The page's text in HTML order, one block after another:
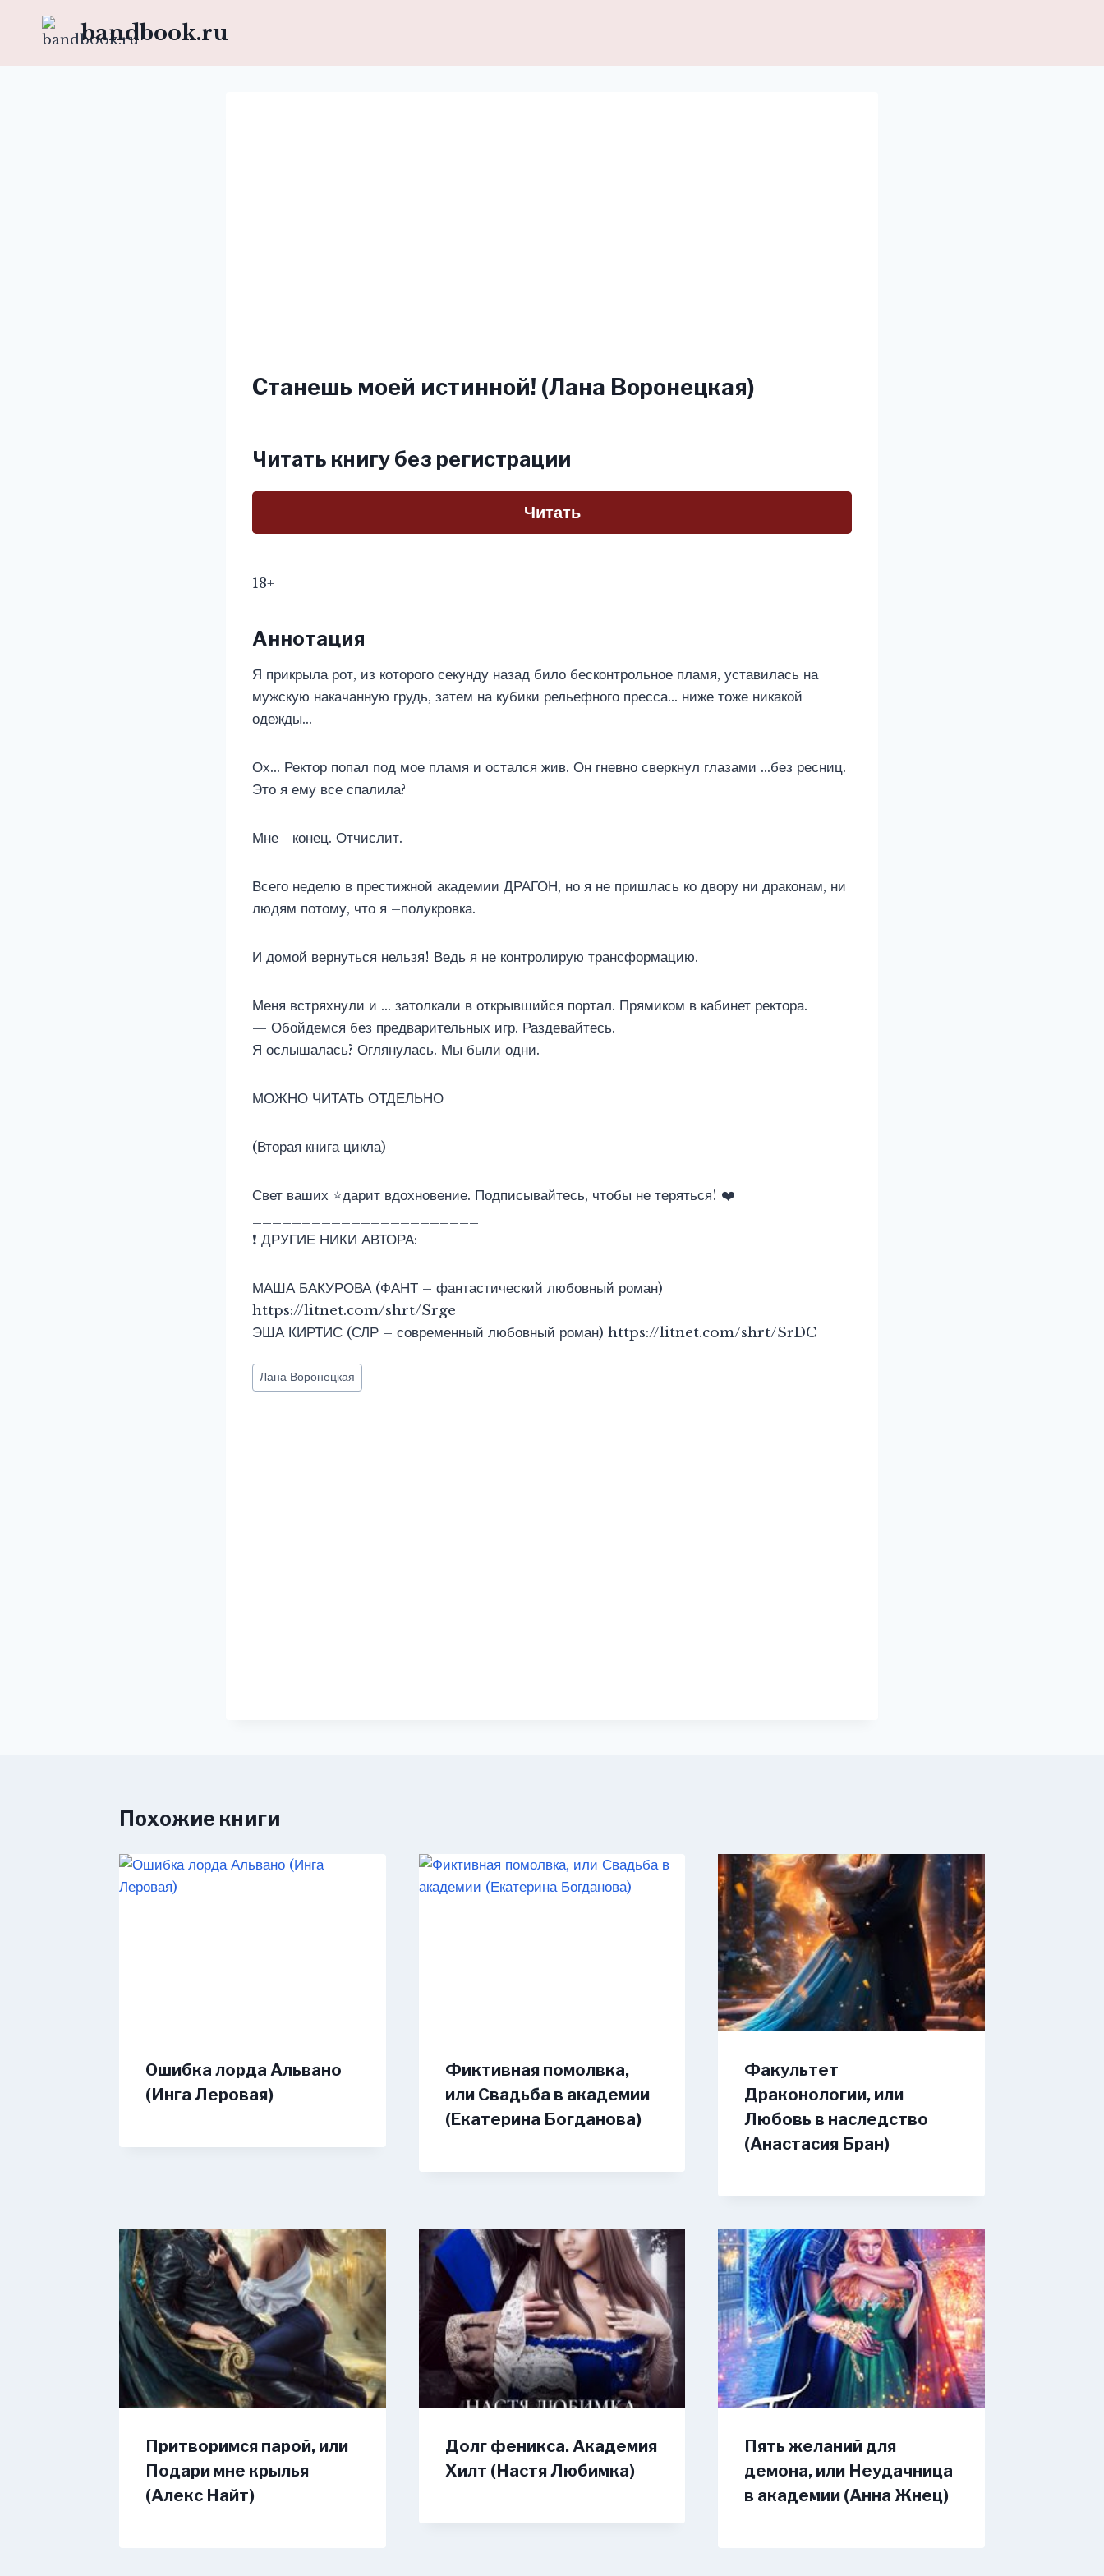
bandbook.ru
Станешь моей истинной! (Лана Воронецкая)
Читать книгу без регистрации
Читать
18+
Аннотация
Я прикрыла рот, из которого секунду назад било бесконтрольное пламя, уставилась на
мужскую накачанную грудь, затем на кубики рельефного пресса… ниже тоже никакой
одежды…
Ох… Ректор попал под мое пламя и остался жив. Он гневно сверкнул глазами …без ресниц.
Это я ему все спалила?
Мне –конец. Отчислит.
Всего неделю в престижной академии ДРАГОН, но я не пришлась ко двору ни драконам, ни
людям потому, что я –полукровка.
И домой вернуться нельзя! Ведь я не контролирую трансформацию.
Меня встряхнули и … затолкали в открывшийся портал. Прямиком в кабинет ректора.
— Обойдемся без предварительных игр. Раздевайтесь.
Я ослышалась? Оглянулась. Мы были одни.
МОЖНО ЧИТАТЬ ОТДЕЛЬНО
(Вторая книга цикла)
Свет ваших ⭐дарит вдохновение. Подписывайтесь, чтобы не теряться! ❤️
❗ ДРУГИЕ НИКИ АВТОРА:
МАША БАКУРОВА (ФАНТ – фантастический любовный роман)
https://litnet.com/shrt/Srge
ЭША КИРТИС (СЛР – современный любовный роман) https://litnet.com/shrt/SrDC
Метки
записи:
Лана Воронецкая
Похожие книги
Ошибка лорда Альвано
(Инга Леровая)
Фиктивная помолвка,
или Свадьба в академии
(Екатерина Богданова)
Факультет
Драконологии, или
Любовь в наследство
(Анастaсия Бран)
Притворимся парой, или
Подари мне крылья
(Алекс Найт)
Долг феникса. Академия
Хилт (Настя Любимка)
Пять желаний для
демона, или Неудачница
в академии (Анна Жнец)